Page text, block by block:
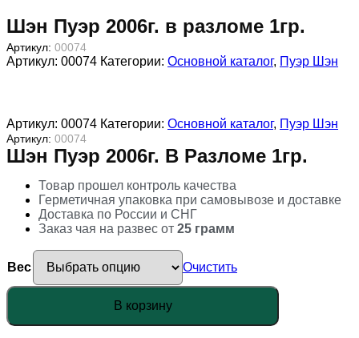
Шэн Пуэр 2006г. в разломе 1гр.
Артикул: 00074
Артикул: 00074 Категории: Основной каталог, Пуэр Шэн
Артикул: 00074 Категории: Основной каталог, Пуэр Шэн
Артикул: 00074
Шэн Пуэр 2006г. В Разломе 1гр.
Товар прошел контроль качества
Герметичная упаковка при самовывозе и доставке
Доставка по России и СНГ
Заказ чая на развес от 25 грамм
Вес
Очистить
Количество
Шэн
В корзину